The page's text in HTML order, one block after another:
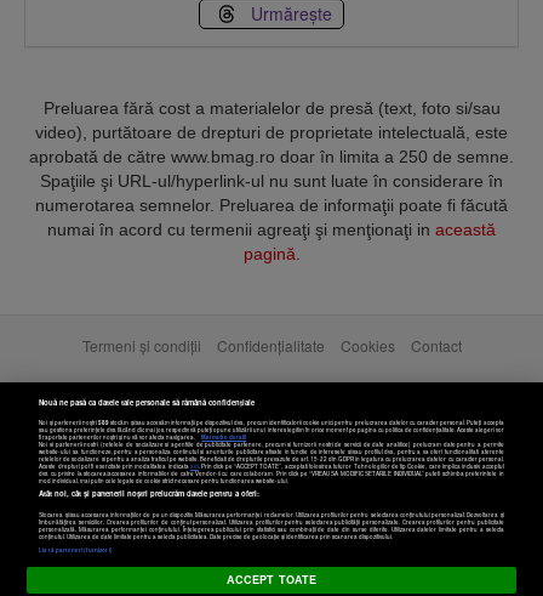
Urmărește
Preluarea fără cost a materialelor de presă (text, foto si/sau
video), purtătoare de drepturi de proprietate intelectuală, este
aprobată de către www.bmag.ro doar în limita a 250 de semne.
Spaţiile şi URL-ul/hyperlink-ul nu sunt luate în considerare în
numerotarea semnelor. Preluarea de informaţii poate fi făcută
numai în acord cu termenii agreaţi şi menţionaţi in această
pagină
Termeni și condiții Confidențialitate Cookies Contact
Copyright © 2025 BUSINESSMEX S.A.
Setări cookies
Nouă ne pasă ca datele tale personale să rămână confidențiale
Noi și partenerii noștri589stocăm și/sau accesăm informații pe dispozitivul dvs., precum identificatorii cookie unici pentru prelucrarea datelor cu caracter personal. Puteți accepta
sau gestiona preferințele dvs. făcând clic mai jos, respectiv vă puteți opune utilizării unui interes legitim în orice moment pe pagina cu politica de confidențialitate. Aceste alegeri vor
fi raportate partenerilor noștri și nu vă vor afecta navigarea.
Mai multe detalii
Noi si partenerii nostri (retelele de socializare si agentiile de publicitate partenere, precum si furnizorii nostri de servicii de date analitice) prelucram date pentru a permite
website-ului sa functioneze, pentru a personaliza continutul si anunturile publicitare afisate in functie de interesele si/sau profilul dvs., pentru a va oferi functionalitati aferente
retelelor de socializare si pentru a analiza traficul pe website. Beneficiati de drepturile prevazute de art. 15-22 din GDPR in legatura cu prelucrarea datelor cu caracter personal.
Aceste drepturi pot fi exercitate prin modalitatea indicataaici. Prin click pe “ACCEPT TOATE”, acceptati folosirea tuturor Tehnologiilor de tip Cookie, care implica inclusiv acceptul
dvs. cu privire la stocarea/accesarea informatiilor de catre Vendor-ii cu care colaboram. Prin click pe “VREAU SA MODIFIC SETARILE INDIVIDUAL” puteti schimba preferintele in
mod individual, mai putin cele legate de cookie strict necesare pentru functionarea website-ului.
Atât noi, cât și partenerii noștri prelucrăm datele pentru a oferi:
Stocarea și/sau accesarea informațiilor de pe un dispozitiv. Măsurarea performanței reclamelor. Utilizarea profilurilor pentru selectarea conținutului personalizat. Dezvoltarea și
îmbunătățirea serviciilor. Crearea profilurilor de conținut personalizat. Utilizarea profilurilor pentru selectarea publicității personalizate. Crearea profilurilor pentru publicitate
personalizată. Măsurarea performanței conținutului. Înțelegerea publicului prin statistici sau combinații de date din surse diferite. Utilizarea datelor limitate pentru a selecta
conținutul. Utilizarea de date limitate pentru a selecta publicitatea. Date precise de geolocație și identificarea prin scanarea dispozitivului.
Listă parteneri (furnizori)
ACCEPT TOATE